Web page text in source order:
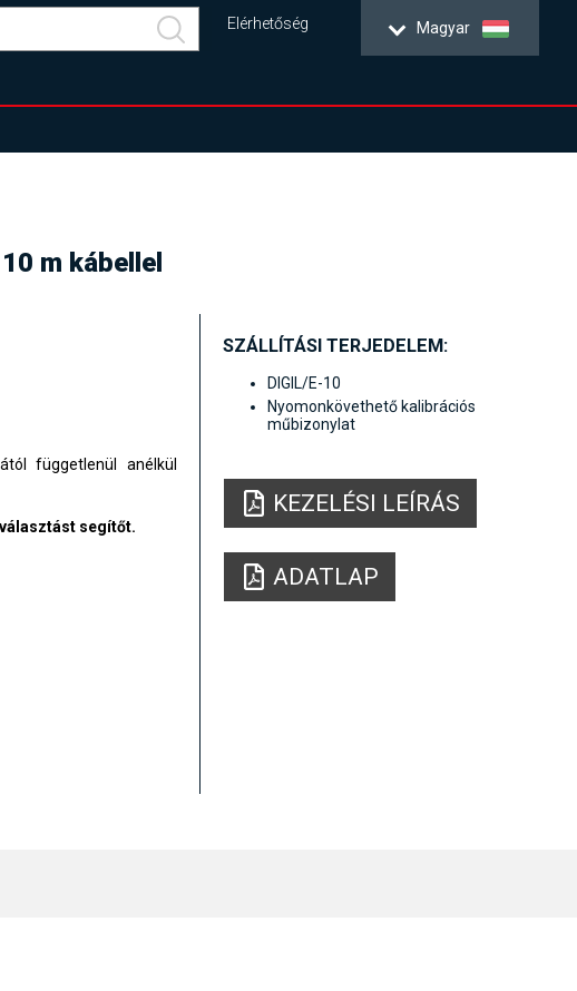
Magyar
Elérhetőség
m kábellel
függetlenül anélkül
segítőt.
SZÁLLÍTÁSI TERJEDELEM:
DIGIL/E-10
Nyomonkövethető kalibrációs
műbizonylat
KEZELÉSI LEÍRÁS
ADATLAP